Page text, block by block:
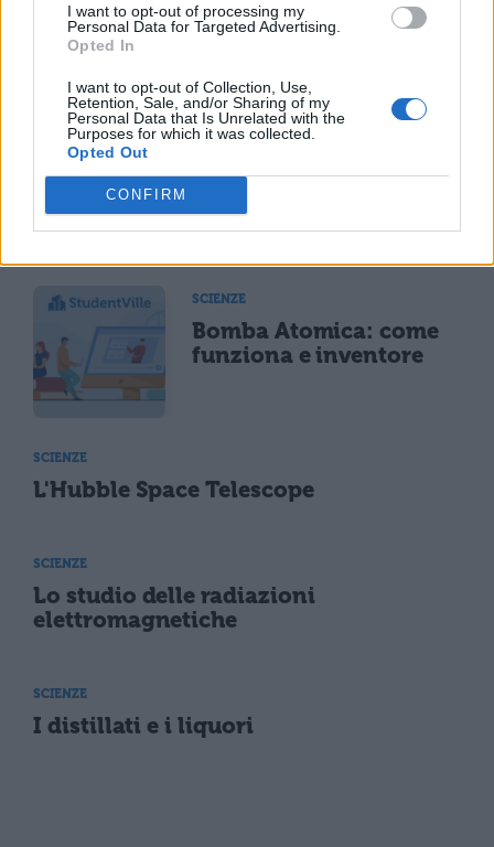
I want to opt-out of processing my
Personal Data for Targeted Advertising.
Opted In
I want to opt-out of Collection, Use,
Retention, Sale, and/or Sharing of my
Personal Data that Is Unrelated with the
Purposes for which it was collected.
Opted Out
CONFIRM
SCIENZE
ed efficacia
Il Grammofono: cos'è e come funziona
SCIENZE
Bomba Atomica: come
funziona e inventore
SCIENZE
L'Hubble Space Telescope
SCIENZE
Lo studio delle radiazioni
elettromagnetiche
SCIENZE
I distillati e i liquori